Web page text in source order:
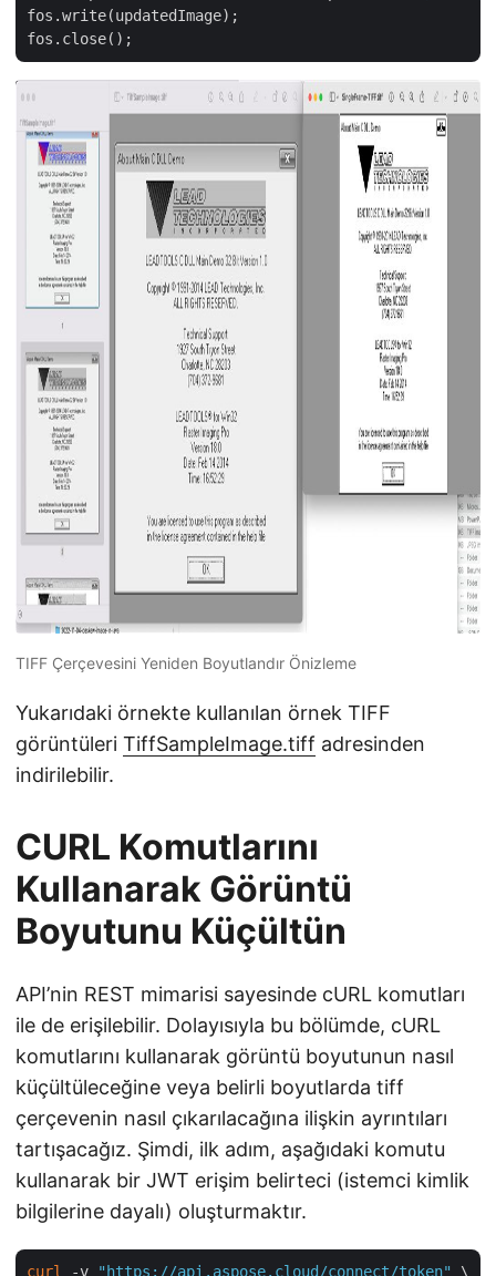
fos.write(updatedImage);
TIFF Çerçevesini Yeniden Boyutlandır Önizleme
Yukarıdaki örnekte kullanılan örnek TIFF
görüntüleri TiffSampleImage.tiff adresinden
indirilebilir.
CURL Komutlarını
Kullanarak Görüntü
Boyutunu Küçültün
API’nin REST mimarisi sayesinde cURL komutları
ile de erişilebilir. Dolayısıyla bu bölümde, cURL
komutlarını kullanarak görüntü boyutunun nasıl
küçültüleceğine veya belirli boyutlarda tiff
çerçevenin nasıl çıkarılacağına ilişkin ayrıntıları
tartışacağız. Şimdi, ilk adım, aşağıdaki komutu
kullanarak bir JWT erişim belirteci (istemci kimlik
bilgilerine dayalı) oluşturmaktır.
curl -v "https://api.aspose.cloud/connect/token" \